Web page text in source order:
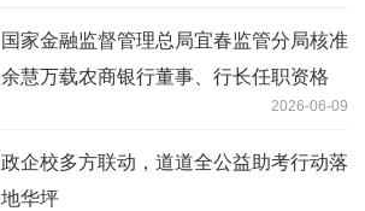
国家金融监督管理总局宜春监管分局核准
余慧万载农商银行董事、行长任职资格
2026-06-09
政企校多方联动，道道全公益助考行动落
地华坪